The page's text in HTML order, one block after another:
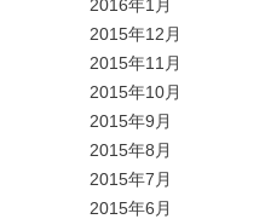
2016年1月
2015年12月
2015年11月
2015年10月
2015年9月
2015年8月
2015年7月
2015年6月